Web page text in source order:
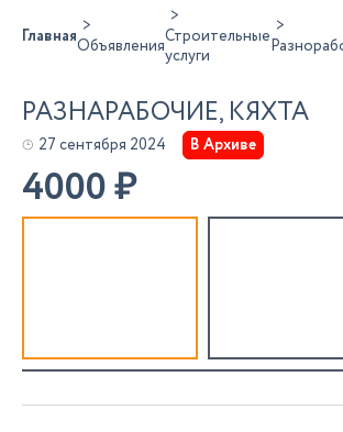
ГлавнаяОбъявленияСтроительные
услуги
РАЗНАРАБОЧИЕ, КЯХТА
27 сентября 2024 В Архиве
4000₽